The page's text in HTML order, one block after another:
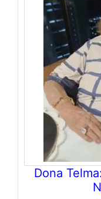
Dona